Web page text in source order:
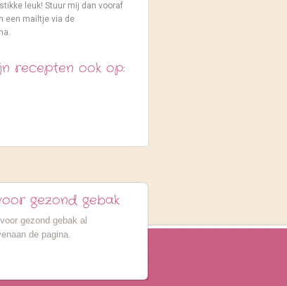
leuk! Stuur mij dan vooraf
een mailtje via de
recepten ook op:
gezond gebak
gezond gebak al
de pagina.